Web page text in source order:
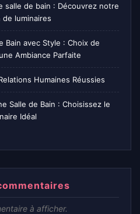
salle de bain : Découvrez notre
luminaires
Bain avec Style : Choix de
Ambiance Parfaite
Humaines Réussies
Salle de Bain : Choisissez le
Idéal
à afficher.